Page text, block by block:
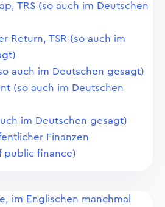
TRS (so auch im Deutschen
Return, TSR (so auch im
auch im Deutschen gesagt)
(so auch im Deutschen
im Deutschen gesagt)
Finanzen
public finance)
im Englischen manchmal